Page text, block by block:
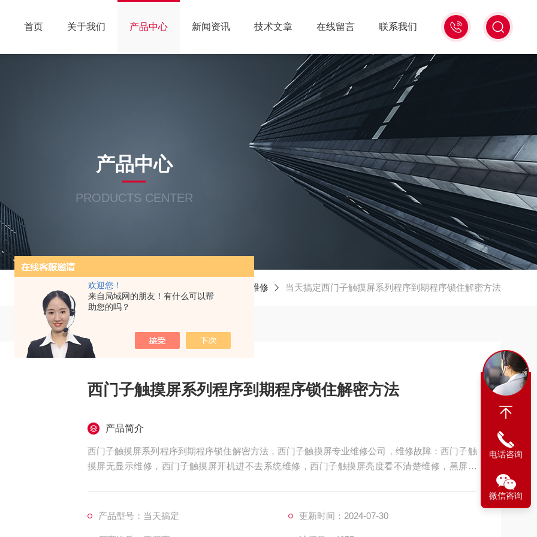
欢迎您！
来自局域网的朋友！有什么可以帮
助您的吗？
18516586104
微
首页 关于我们 产品中心 新闻资讯 技术文章 在线留言 联系我们
产品中心
PRODUCTS CENTER
当前位置：首页 西门子触摸屏维修 当天搞定西门子触摸屏系列程序到期程序锁住解密方法
西门子触摸屏系列程序到期程序锁住解密方法
产品简介
西门子触摸屏系列程序到期程序锁住解密方法，西门子触摸屏专业维修公司，维修故障：西门子触
摸屏无显示维修，西门子触摸屏开机进不去系统维修，西门子触摸屏亮度看不清楚维修，黑屏维
摸屏开机不能进入程序维修，指示灯不亮维修，触摸屏死机维修，
产品型号：当天搞定 更新时间：2024-07-30
电话咨询
微信咨询